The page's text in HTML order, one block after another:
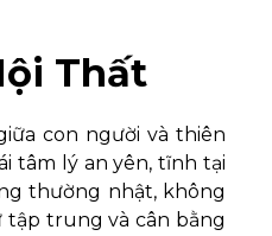
Thất
con người và thiên
tâm lý an yên, tĩnh tại
thường nhật, không
tập trung và cân bằng